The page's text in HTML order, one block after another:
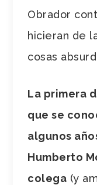
Obrador
hicieran de
cosas
La primera
que se
algunos
Humberto
colega (y